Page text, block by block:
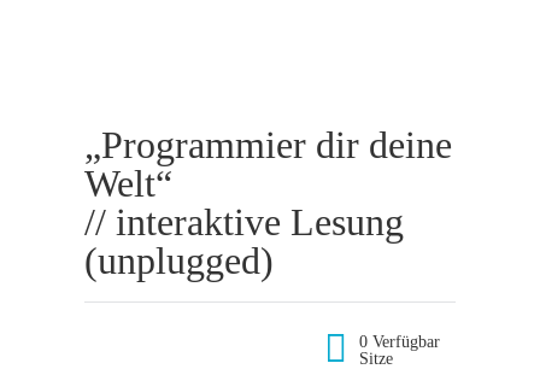
„Programmier dir deine
Welt“
// interaktive Lesung
(unplugged)
0 Verfügbar
Sitze